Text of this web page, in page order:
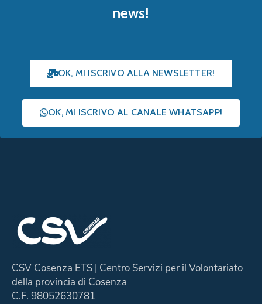
news!
OK, MI ISCRIVO ALLA NEWSLETTER!
OK, MI ISCRIVO AL CANALE WHATSAPP!
CSV Cosenza ETS | Centro Servizi per il Volontariato
della provincia di Cosenza
C.F. 98052630781